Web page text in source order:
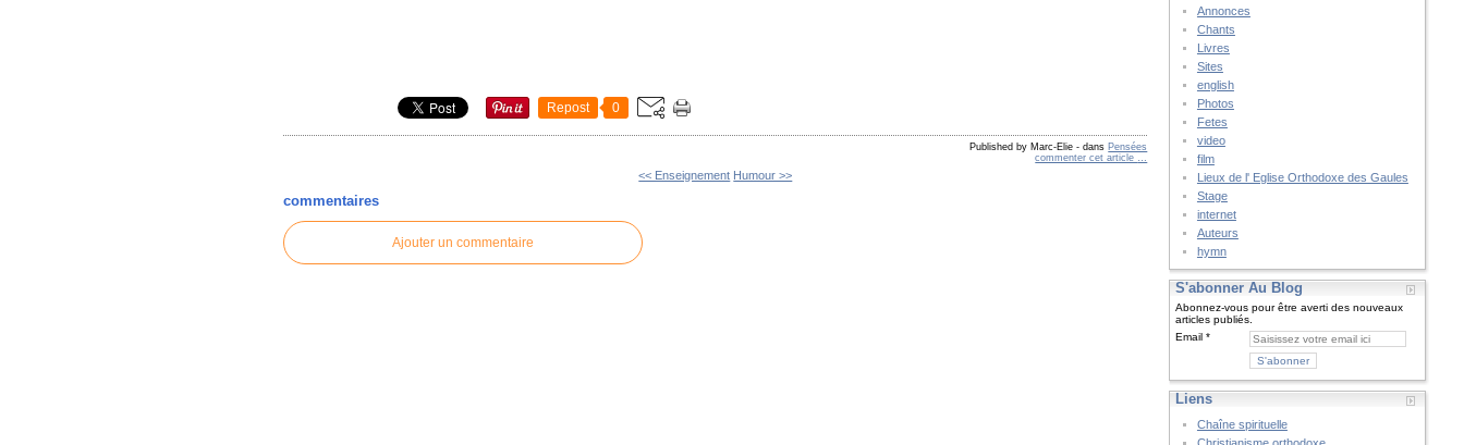
Repost 0
Published by Marc-Elie - dans Pensées
commenter cet article
<< Enseignement Humour >>
commentaires
Ajouter un commentaire
Annonces
Chants
Livres
Sites
english
Photos
Fetes
video
film
Lieux de l' Eglise Orthodoxe des Gaules
Stage
internet
Auteurs
hymn
S'abonner Au Blog
Abonnez-vous pour être averti des nouveaux
articles publiés.
Email
Liens
Chaîne spirituelle